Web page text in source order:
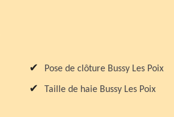
Pose de clôture Bussy Les Poix
Taille de haie Bussy Les Poix